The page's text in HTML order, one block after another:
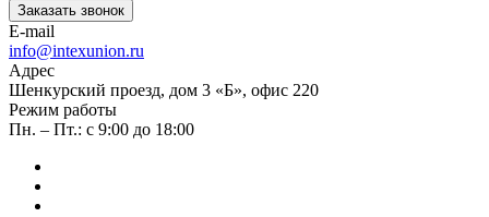
Заказать звонок
E-mail
info@intexunion.ru
Адрес
Шенкурский проезд, дом 3 «Б», офис 220
Режим работы
Пн. – Пт.: с 9:00 до 18:00